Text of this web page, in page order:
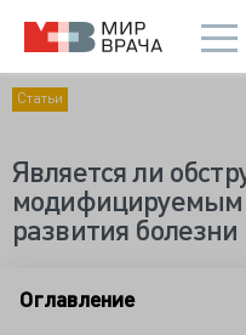
Статьи
Является ли
модифицируемым
развития
Оглавление